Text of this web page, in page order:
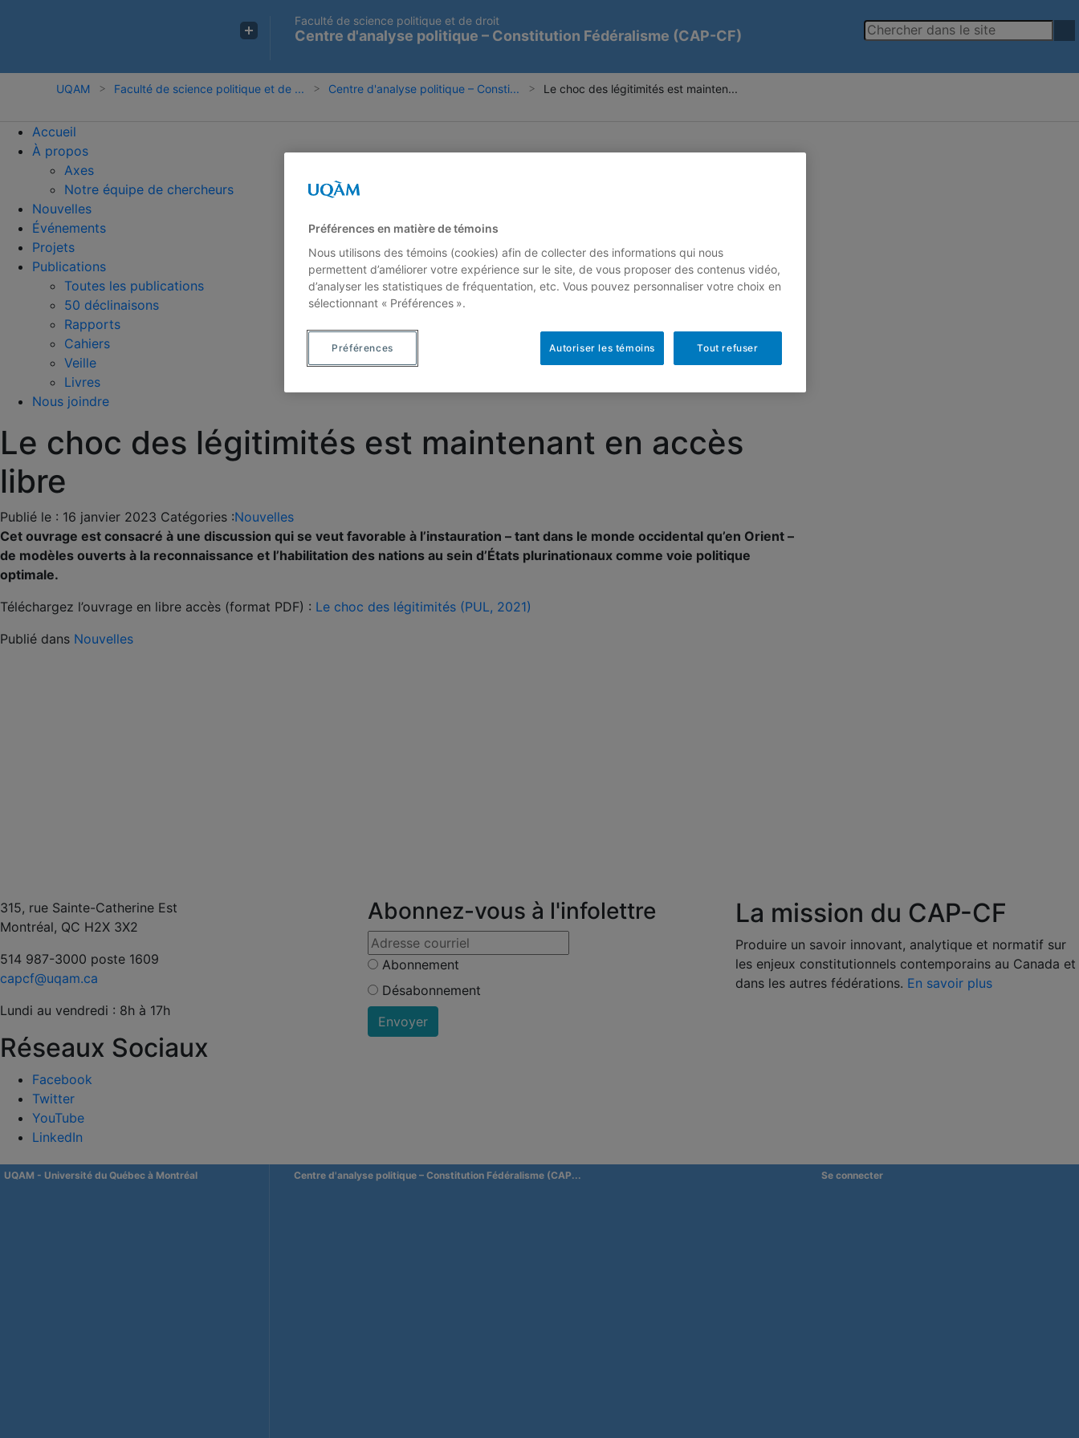
Faculté de science politique et de droit
Centre d'analyse politique – Constitution Fédéralisme (CAP-CF)
UQAM Faculté de science politique et de ... Centre d'analyse politique – Consti... Le choc des légitimités est mainten...
Accueil
À propos
Axes
Notre équipe de chercheurs
Nouvelles
Événements
Projets
Publications
Toutes les publications
50 déclinaisons
Rapports
Cahiers
Veille
Livres
Nous joindre
Le choc des légitimités est maintenant en accès
libre
Publié le : 16 janvier 2023 Catégories :Nouvelles
Cet ouvrage est consacré à une discussion qui se veut favorable à l’instauration – tant dans le monde occidental qu’en Orient –
de modèles ouverts à la reconnaissance et l’habilitation des nations au sein d’États plurinationaux comme voie politique
optimale.
Téléchargez l’ouvrage en libre accès (format PDF) : Le choc des légitimités (PUL, 2021)
Publié dans Nouvelles
315, rue Sainte-Catherine Est
Montréal, QC H2X 3X2
514 987-3000 poste 1609
capcf@uqam.ca
Lundi au vendredi : 8h à 17h
Réseaux Sociaux
Facebook
Twitter
YouTube
LinkedIn
Abonnez-vous à l'infolettre
Abonnement
Désabonnement
La mission du CAP-CF
Produire un savoir innovant, analytique et normatif sur
les enjeux constitutionnels contemporains au Canada et
dans les autres fédérations. En savoir plus
UQAM - Université du Québec à Montréal Centre d'analyse politique – Constitution Fédéralisme (CAP... Se connecter
Préférences en matière de témoins
Nous utilisons des témoins (cookies) afin de collecter des informations qui nous
permettent d’améliorer votre expérience sur le site, de vous proposer des contenus vidéo,
d’analyser les statistiques de fréquentation, etc. Vous pouvez personnaliser votre choix en
sélectionnant « Préférences ».
Tout refuser
Autoriser les témoins
Préférences